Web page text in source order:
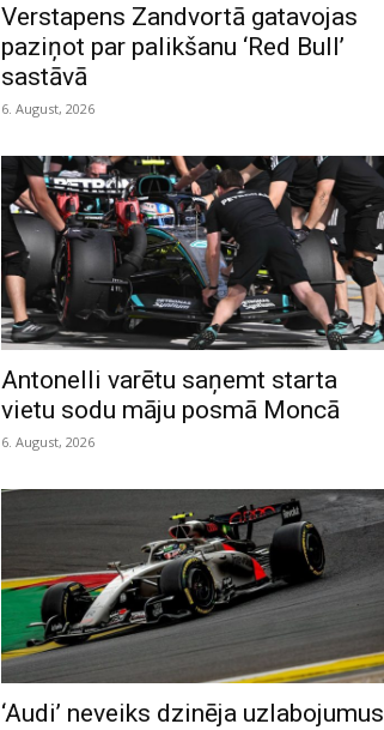
Verstapens Zandvortā gatavojas
paziņot par palikšanu ‘Red Bull’
sastāvā
6. August, 2026
Antonelli varētu saņemt starta
vietu sodu māju posmā Moncā
6. August, 2026
‘Audi’ neveiks dzinēja uzlabojumus